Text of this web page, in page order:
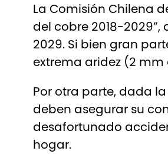
La Comisión Chilena
del cobre 2018-
2029. Si bien gran
extrema aridez (2
Por otra parte, dada
deben asegurar su
desafortunado
hogar.